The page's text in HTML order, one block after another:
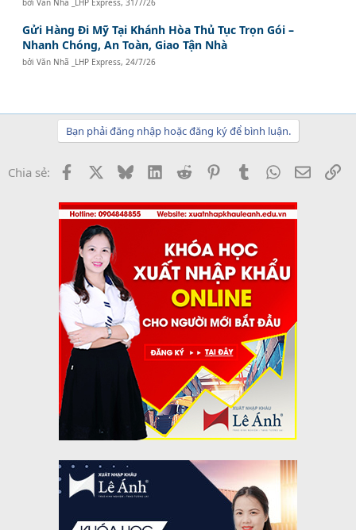
Gửi Hàng Đi Mỹ Tại Khánh Hòa Thủ Tục Trọn Gói –
Nhanh Chóng, An Toàn, Giao Tận Nhà
bởiVăn Nhã _LHP Express, 24/7/26
Bạn phải đăng nhập hoặc đăng ký để bình luận.
Chia sẻ: Facebook BlueskyLinkedInReddit PinterestTumblrWhatsApp
Email